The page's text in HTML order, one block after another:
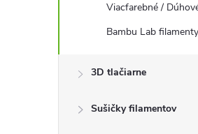
Viacfarebné /
Bambu Lab filamenty
3D tlačiarne
Sušičky filamentov